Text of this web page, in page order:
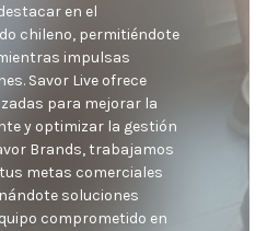
en el
chileno, permitiéndote
impulsas
Savor Live ofrece
para mejorar la
y optimizar la gestión
Brands, trabajamos
metas comerciales
soluciones
comprometido en